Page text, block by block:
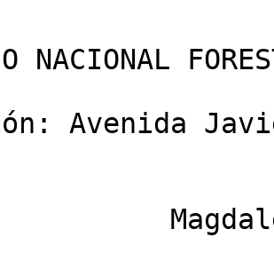
NACIONAL
Avenida